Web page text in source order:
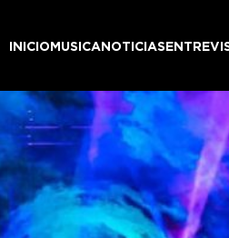
INICIOMUSICANOTICIAS